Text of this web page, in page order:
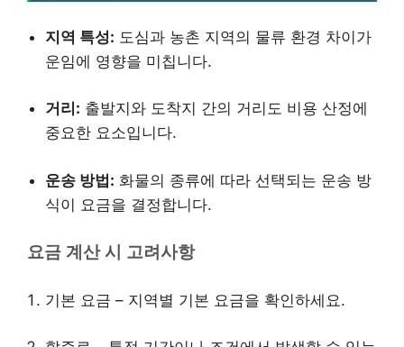
지역 특성: 도심과 농촌 지역의 물류 환경 차이가
운임에 영향을 미칩니다.
거리: 출발지와 도착지 간의 거리도 비용 산정에
중요한 요소입니다.
운송 방법: 화물의 종류에 따라 선택되는 운송 방
식이 요금을 결정합니다.
요금 계산 시 고려사항
기본 요금 – 지역별 기본 요금을 확인하세요.